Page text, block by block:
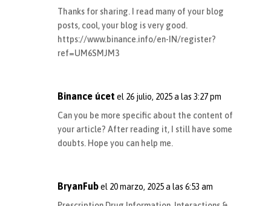
Thanks for sharing. I read many of your blog
posts, cool, your blog is very good.
https://www.binance.info/en-IN/register?
ref=UM6SMJM3
Binance úcet el 26 julio, 2025 a las 3:27 pm
Can you be more specific about the content of
your article? After reading it, I still have some
doubts. Hope you can help me.
BryanFub el 20 marzo, 2025 a las 6:53 am